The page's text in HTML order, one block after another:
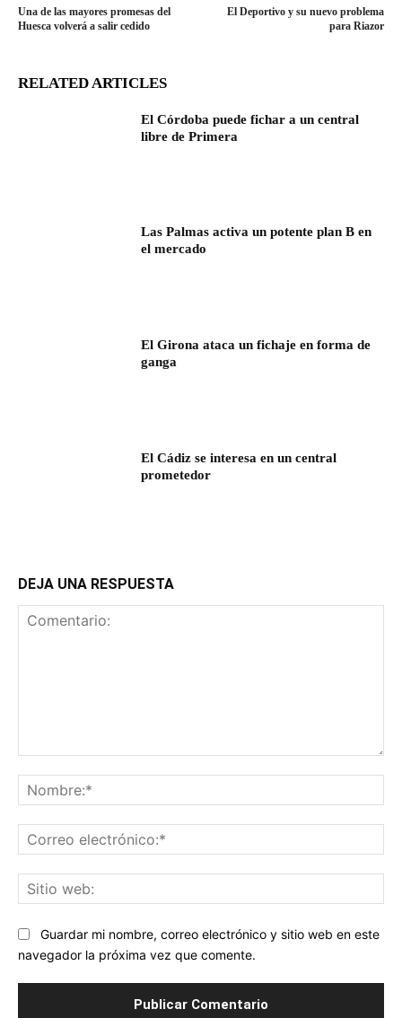
Una de las mayores promesas del
Huesca volverá a salir cedido
El Deportivo y su nuevo problema
para Riazor
RELATED ARTICLES
El Córdoba puede fichar a un central
libre de Primera
Las Palmas activa un potente plan B en
el mercado
El Girona ataca un fichaje en forma de
ganga
El Cádiz se interesa en un central
prometedor
DEJA UNA RESPUESTA
Guardar mi nombre, correo electrónico y sitio web en este
navegador la próxima vez que comente.